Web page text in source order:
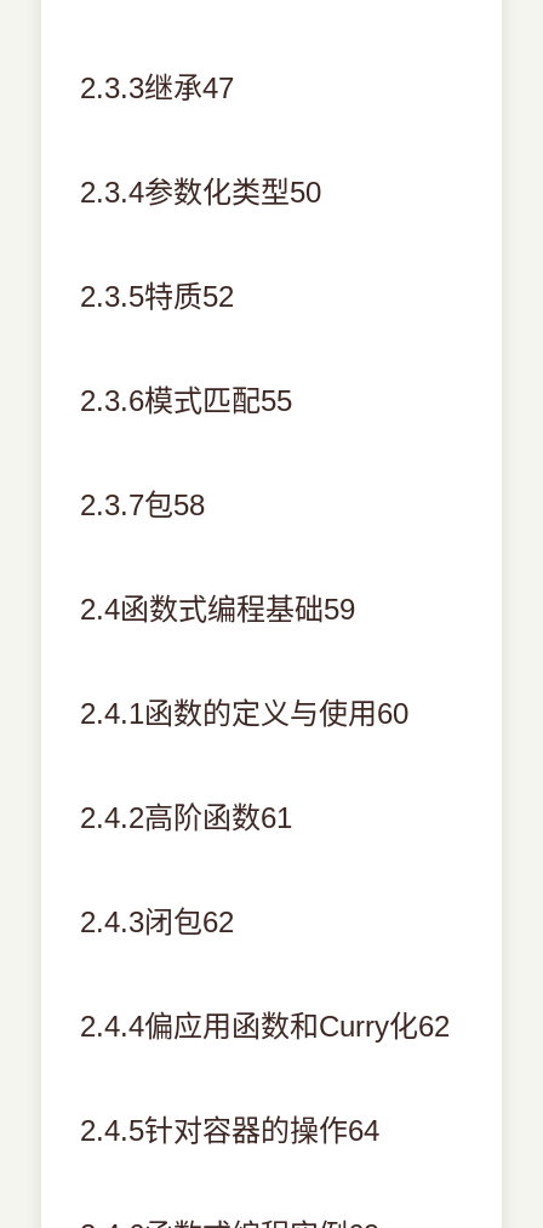
2.3.3继承47
2.3.4参数化类型50
2.3.5特质52
2.3.6模式匹配55
2.3.7包58
2.4函数式编程基础59
2.4.1函数的定义与使用60
2.4.2高阶函数61
2.4.3闭包62
2.4.4偏应用函数和Curry化62
2.4.5针对容器的操作64